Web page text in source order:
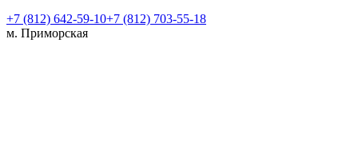
+7 (812) 642-59-10+7 (812) 703-55-18
м. Приморская